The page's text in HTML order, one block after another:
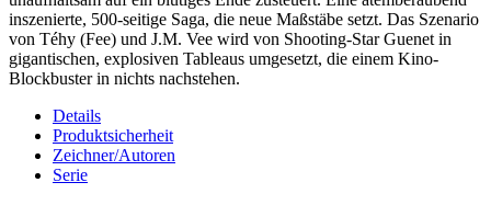
inszenierte, 500-seitige Saga, die neue Maßstäbe setzt. Das Szenario
von Téhy (Fee) und J.M. Vee wird von Shooting-Star Guenet in
gigantischen, explosiven Tableaus umgesetzt, die einem Kino-
Blockbuster in nichts nachstehen.
Details
Produktsicherheit
Zeichner/Autoren
Serie